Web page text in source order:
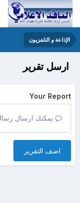
الإذاعة و التلفزيون
ارسل تقرير
Your Report
يمكنك ارسال
اضف التقرير